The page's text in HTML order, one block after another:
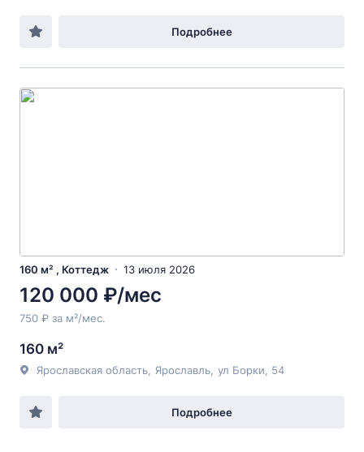
Подробнее
160 м² , Коттедж 13 июля 2026
120 000 ₽/мес
750 ₽ за м²/мес.
160 м²
Ярославская область Ярославль ул Борки , 54
Подробнее